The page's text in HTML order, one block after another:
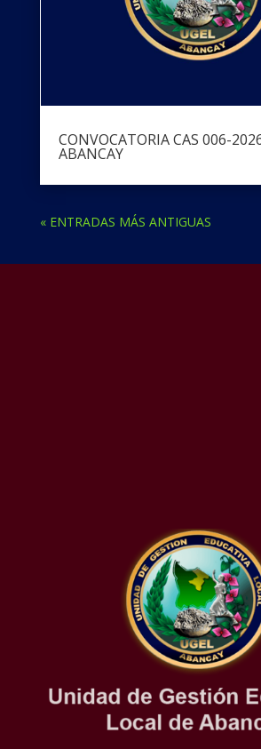
CONVOCATORIA CAS 006-
ABANCAY
« ENTRADAS MÁS ANTIGUAS